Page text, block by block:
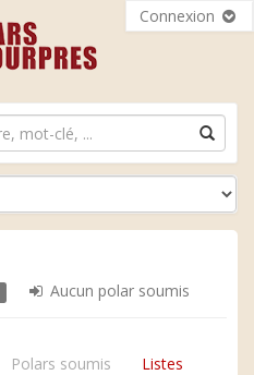
Connexion
Aucun polar soumis
Polars soumis Listes